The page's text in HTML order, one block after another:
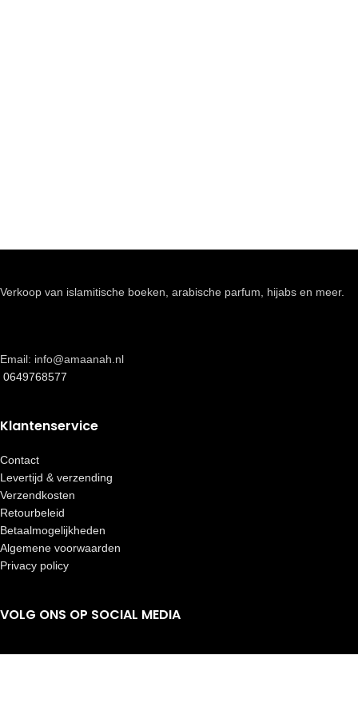
Verkoop van islamitische boeken, arabische parfum, hijabs en meer.
Email: info@amaanah.nl
0649768577
Klantenservice
Contact
Levertijd & verzending
Verzendkosten
Retourbeleid
Betaalmogelijkheden
Algemene voorwaarden
Privacy policy
VOLG ONS OP SOCIAL MEDIA